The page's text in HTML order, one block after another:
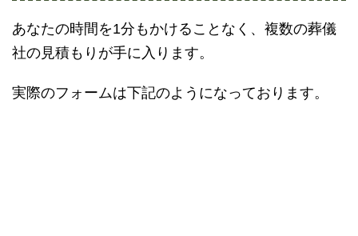
あなたの時間を1分もかけることなく、複数の葬儀
社の見積もりが手に入ります。
実際のフォームは下記のようになっております。